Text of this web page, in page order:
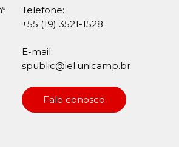
Telefone:
+55 (19) 3521-1528
E-mail:
spublic@iel.unicamp.br
Fale conosco